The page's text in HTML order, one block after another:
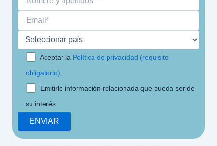
Aceptar la Política de privacidad (requisito
obligatorio)
Emitirle información relacionada que pueda ser de
su interés.